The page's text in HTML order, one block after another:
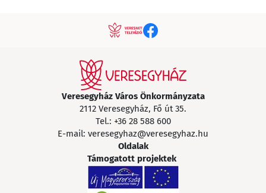
Veresegyház Város Önkormányzata
2112 Veresegyház, Fő út 35.
Tel.: +36 28 588 600
E-mail: veresegyhaz@veresegyhaz.hu
Oldalak
Támogatott projektek